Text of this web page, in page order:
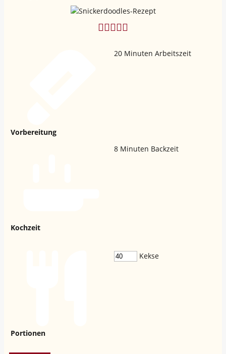
Vorbereitung
20 Minuten Arbeitszeit
Kochzeit
8 Minuten Backzeit
Portionen
Kekse